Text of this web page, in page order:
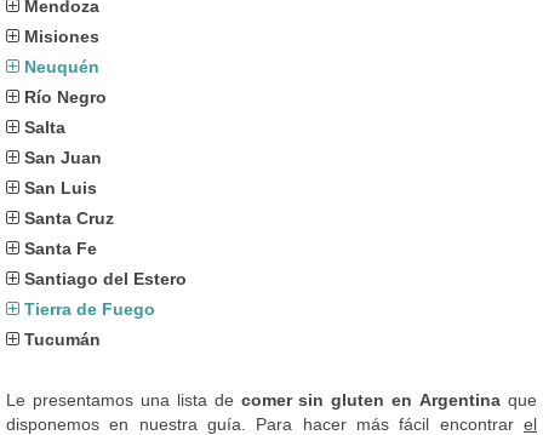
Mendoza
Misiones
Neuquén
Río Negro
Salta
San Juan
San Luis
Santa Cruz
Santa Fe
Santiago del Estero
Tierra de Fuego
Tucumán
Le presentamos una lista de comer sin gluten en Argentina que
disponemos en nuestra guía. Para hacer más fácil encontrar el